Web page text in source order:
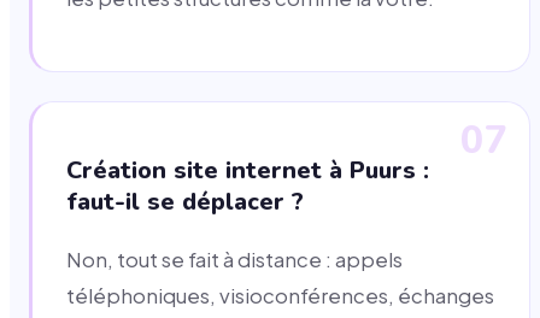
07
Création site internet à Puurs :
faut-il se déplacer ?
Non, tout se fait à distance : appels
téléphoniques, visioconférences, échanges